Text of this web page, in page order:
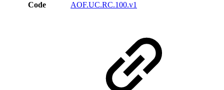
Code AOF.UC.RC.100.v1